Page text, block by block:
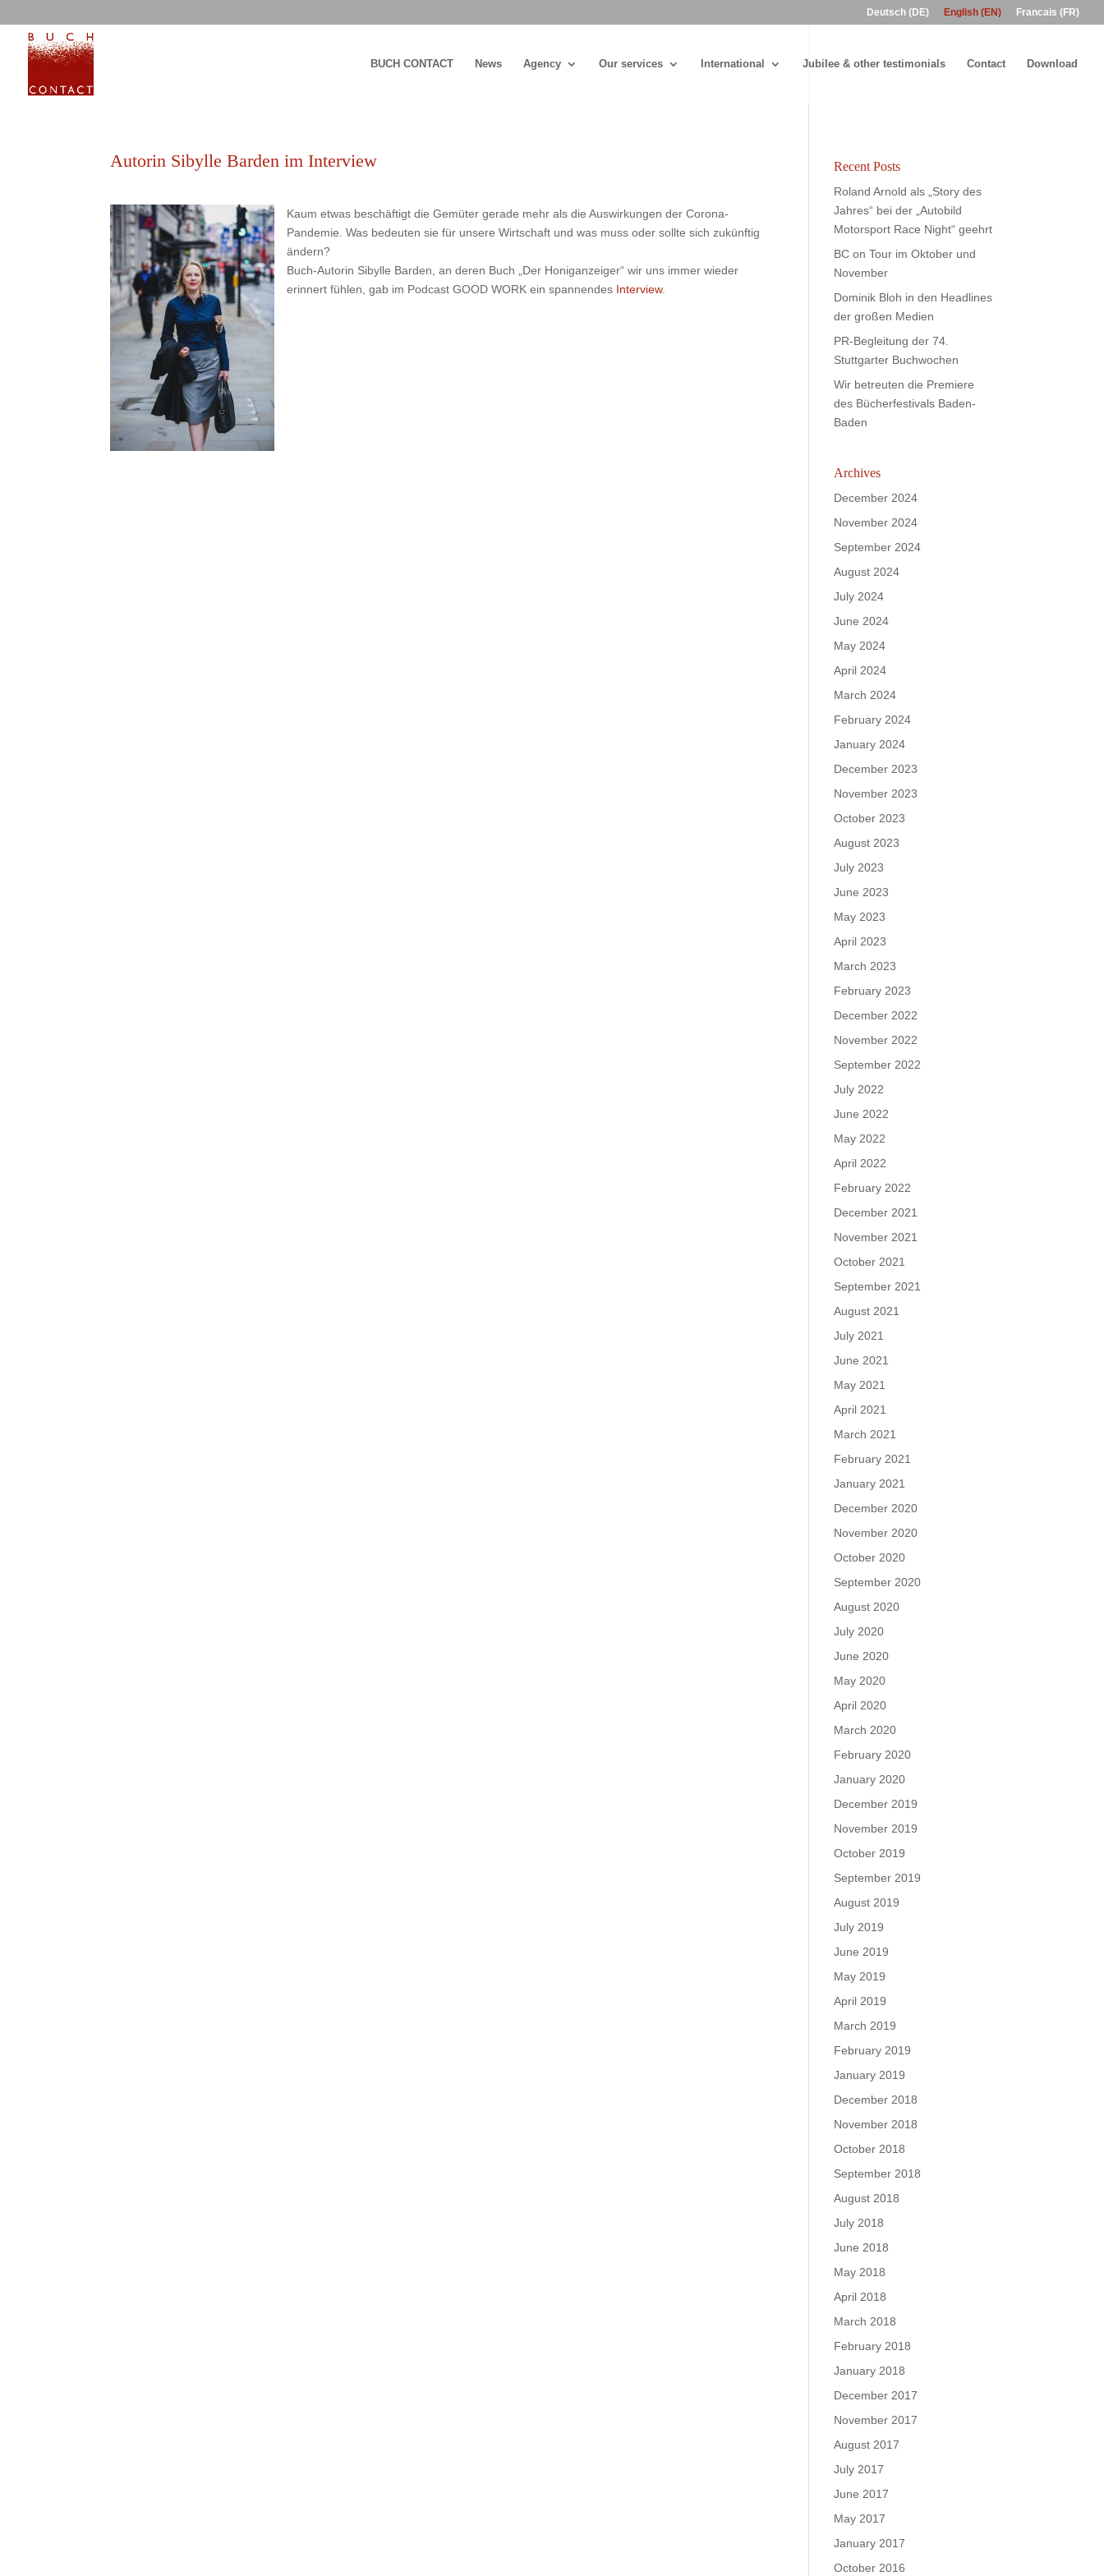
Deutsch (DE) English (EN) Francais (FR)
BUCH CONTACT News Agency Our services International Jubilee & other testimonials Contact Download
Autorin Sibylle Barden im Interview
Kaum etwas beschäftigt die Gemüter gerade mehr als die Auswirkungen der Corona-
Pandemie. Was bedeuten sie für unsere Wirtschaft und was muss oder sollte sich zukünftig
ändern?
Buch-Autorin Sibylle Barden, an deren Buch „Der Honiganzeiger“ wir uns immer wieder
erinnert fühlen, gab im Podcast GOOD WORK ein spannendes Interview.
Recent Posts
Roland Arnold als „Story des
Jahres“ bei der „Autobild
Motorsport Race Night“ geehrt
BC on Tour im Oktober und
November
Dominik Bloh in den Headlines
der großen Medien
PR-Begleitung der 74.
Stuttgarter Buchwochen
Wir betreuten die Premiere
des Bücherfestivals Baden-
Baden
Archives
December 2024
November 2024
September 2024
August 2024
July 2024
June 2024
May 2024
April 2024
March 2024
February 2024
January 2024
December 2023
November 2023
October 2023
August 2023
July 2023
June 2023
May 2023
April 2023
March 2023
February 2023
December 2022
November 2022
September 2022
July 2022
June 2022
May 2022
April 2022
February 2022
December 2021
November 2021
October 2021
September 2021
August 2021
July 2021
June 2021
May 2021
April 2021
March 2021
February 2021
January 2021
December 2020
November 2020
October 2020
September 2020
August 2020
July 2020
June 2020
May 2020
April 2020
March 2020
February 2020
January 2020
December 2019
November 2019
October 2019
September 2019
August 2019
July 2019
June 2019
May 2019
April 2019
March 2019
February 2019
January 2019
December 2018
November 2018
October 2018
September 2018
August 2018
July 2018
June 2018
May 2018
April 2018
March 2018
February 2018
January 2018
December 2017
November 2017
August 2017
July 2017
June 2017
May 2017
January 2017
October 2016